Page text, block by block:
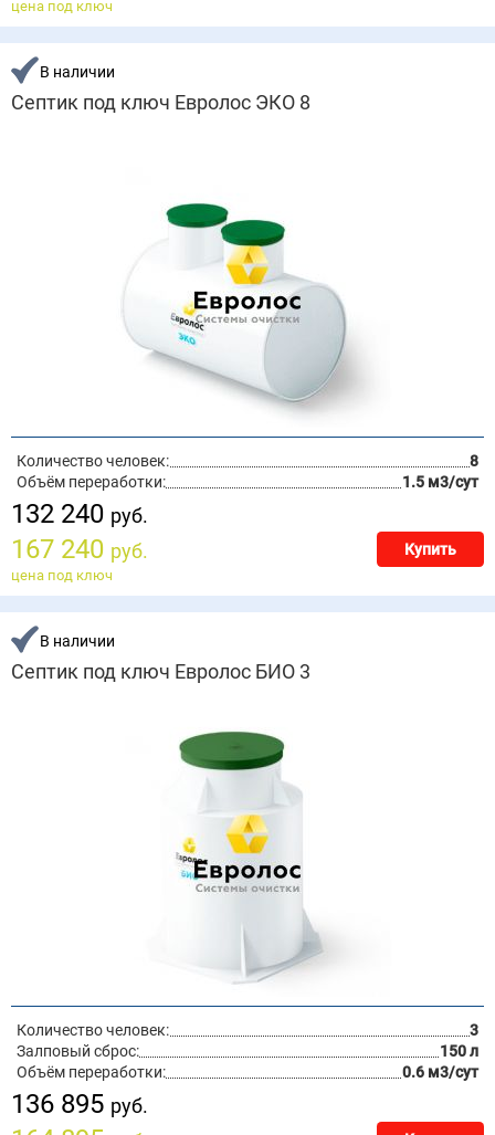
цена под ключ
В наличии
Септик под ключ Евролос ЭКО 8
Количество человек:
8
Объём переработки:
1.5 м3/сут
132 240 руб.
167 240 руб. Купить
цена под ключ
В наличии
Септик под ключ Евролос БИО 3
Количество человек:
3
Залповый сброс:
150 л
Объём переработки:
0.6 м3/сут
136 895 руб.